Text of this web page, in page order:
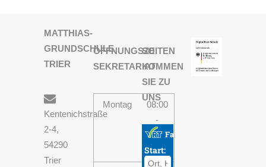
MATTHIAS-
GRUNDSCHULE
TRIER
Kentenichstraße
2-4,
54290
Trier
ÖFFNUNGSZEITEN
SEKRETARIAT
Montag
08:00
-
13:30
Uhr
SO
KOMMEN
SIE ZU
UNS